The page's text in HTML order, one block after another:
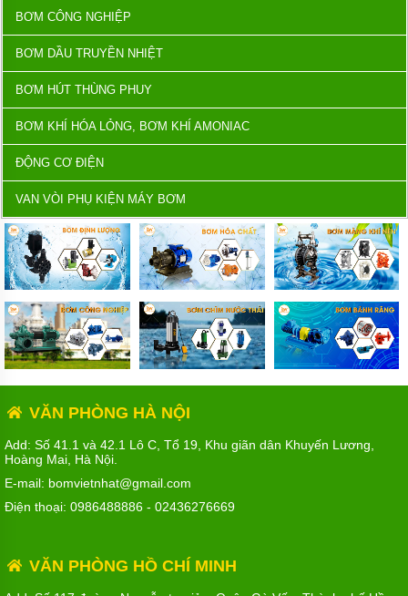
BƠM CÔNG NGHIỆP
BƠM DẦU TRUYỀN NHIỆT
BƠM HÚT THÙNG PHUY
BƠM KHÍ HÓA LỎNG, BƠM KHÍ AMONIAC
ĐỘNG CƠ ĐIỆN
VAN VÒI PHỤ KIỆN MÁY BƠM
VĂN PHÒNG HÀ NỘI
Add: Số 41.1 và 42.1 Lô C, Tổ 19, Khu giãn dân Khuyến Lương,
Hoàng Mai, Hà Nội.
E-mail: bomvietnhat@gmail.com
Điện thoại: 0986488886 - 02436276669
VĂN PHÒNG HỒ CHÍ MINH